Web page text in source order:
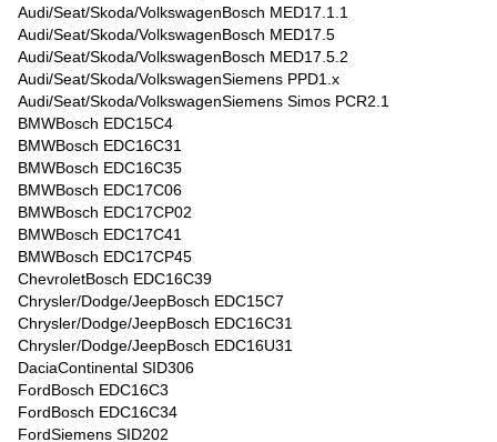
Audi/Seat/Skoda/VolkswagenBosch MED17.1.1
Audi/Seat/Skoda/VolkswagenBosch MED17.5
Audi/Seat/Skoda/VolkswagenBosch MED17.5.2
Audi/Seat/Skoda/VolkswagenSiemens PPD1.x
Audi/Seat/Skoda/VolkswagenSiemens Simos PCR2.1
BMWBosch EDC15C4
BMWBosch EDC16C31
BMWBosch EDC16C35
BMWBosch EDC17C06
BMWBosch EDC17CP02
BMWBosch EDC17C41
BMWBosch EDC17CP45
ChevroletBosch EDC16C39
Chrysler/Dodge/JeepBosch EDC15C7
Chrysler/Dodge/JeepBosch EDC16C31
Chrysler/Dodge/JeepBosch EDC16U31
DaciaContinental SID306
FordBosch EDC16C3
FordBosch EDC16C34
FordSiemens SID202